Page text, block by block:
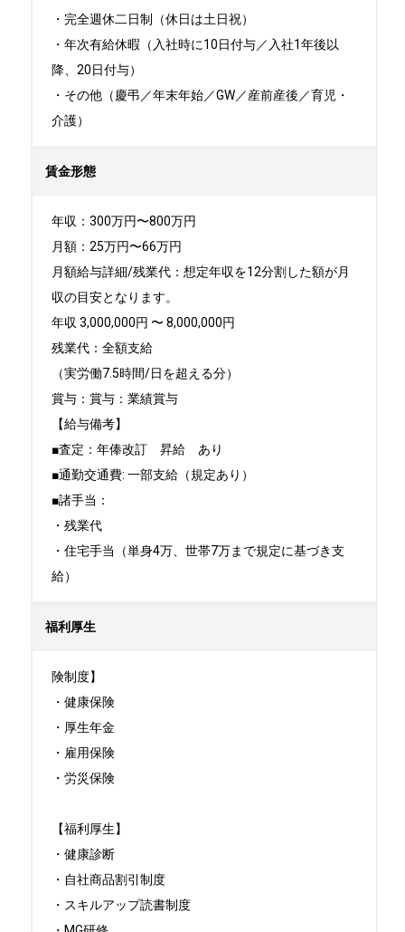
・完全週休二日制（休日は土日祝）
・年次有給休暇（入社時に10日付与／入社1年後以
降、20日付与）
・その他（慶弔／年末年始／GW／産前産後／育児・
介護）
賃金形態
年収：300万円〜800万円
月額：25万円〜66万円
月額給与詳細/残業代：想定年収を12分割した額が月
収の目安となります。
年収 3,000,000円 〜 8,000,000円
残業代：全額支給
（実労働7.5時間/日を超える分）
賞与：賞与：業績賞与
【給与備考】
■査定：年俸改訂　昇給　あり
■通勤交通費: 一部支給（規定あり）
■諸手当：
・残業代
・住宅手当（単身4万、世帯7万まで規定に基づき支
給）
福利厚生
険制度】
・健康保険
・厚生年金
・雇用保険
・労災保険
【福利厚生】
・健康診断
・自社商品割引制度
・スキルアップ読書制度